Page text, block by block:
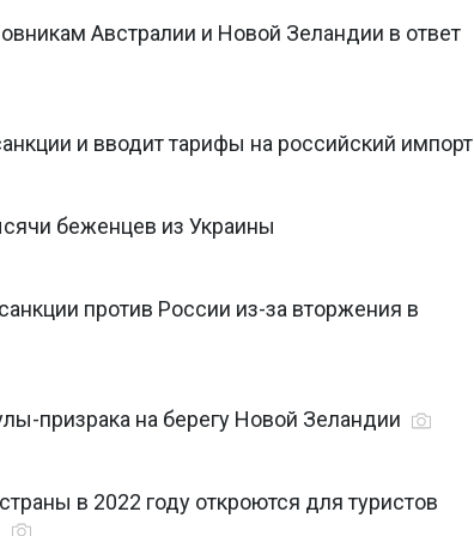
Австралии и Новой Зеландии в ответ
и вводит тарифы на российский импорт
беженцев из Украины
против России из-за вторжения в
призрака на берегу Новой Зеландии
в 2022 году откроются для туристов